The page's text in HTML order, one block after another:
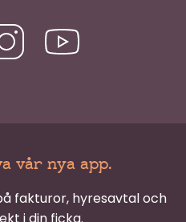
vår nya app.
fakturor, hyresavtal och
i din ficka.